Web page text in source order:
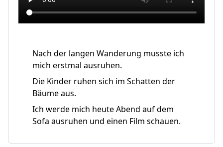
Nach der langen Wanderung musste ich
mich erstmal ausruhen.
Die Kinder ruhen sich im Schatten der
Bäume aus.
Ich werde mich heute Abend auf dem
Sofa ausruhen und einen Film schauen.